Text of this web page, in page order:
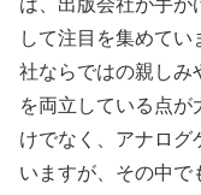
は、出版会社が手が
して注目を集めて
社ならではの親しみ
を両立している点
けでなく、アナログ
いますが、その中で